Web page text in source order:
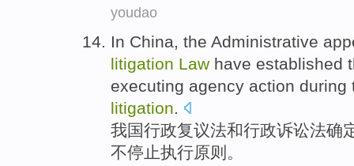
youdao
In China, the Administrative
litigation Law have established
executing agency action during
litigation.
我国行政复议法和行政诉讼法确
不停止执行原则 。